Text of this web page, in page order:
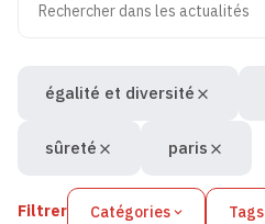
Recherche
Filtrer Catégories Tags
égalité et diversité
sûreté paris